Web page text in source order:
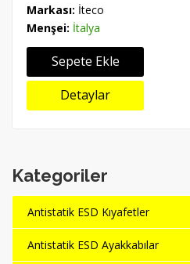
Markası: İteco
Menşei: İtalya
Sepete Ekle
Detaylar
Kategoriler
Antistatik ESD Kıyafetler
Antistatik ESD Ayakkabılar